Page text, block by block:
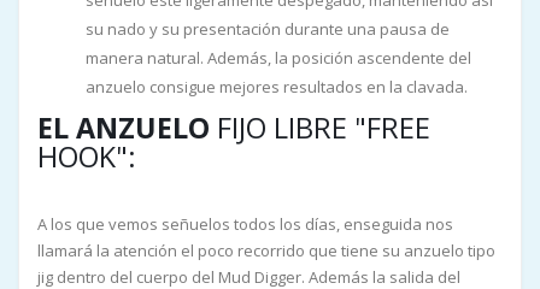
su nado y su presentación durante una pausa de
manera natural. Además, la posición ascendente del
anzuelo consigue mejores resultados en la clavada.
EL ANZUELO FIJO LIBRE "FREE
HOOK":
A los que vemos señuelos todos los días, enseguida nos
llamará la atención el poco recorrido que tiene su anzuelo tipo
jig dentro del cuerpo del Mud Digger. Además la salida del